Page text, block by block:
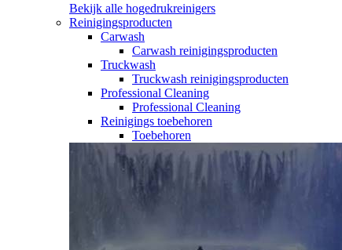
Bekijk alle hogedrukreinigers
Reinigingsproducten
Carwash
Carwash reinigingsproducten
Truckwash
Truckwash reinigingsproducten
Professional Cleaning
Professional Cleaning
Reinigings toebehoren
Toebehoren